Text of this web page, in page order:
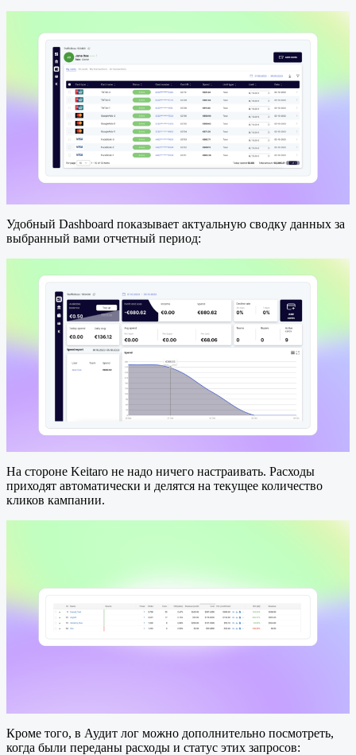
Удобный Dashboard показывает актуальную сводку данных за
выбранный вами отчетный период:
На стороне Keitaro не надо ничего настраивать. Расходы
приходят автоматически и делятся на текущее количество
кликов кампании.
Кроме того, в Аудит лог можно дополнительно посмотреть,
когда были переданы расходы и статус этих запросов: